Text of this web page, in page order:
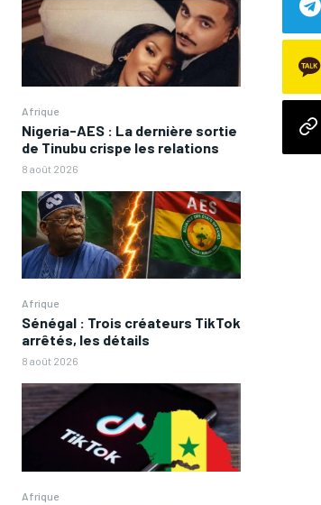
Afrique
Nigeria-AES : La dernière sortie
de Tinubu crispe les relations
8 août 2026
Afrique
Sénégal : Trois créateurs TikTok
arrêtés, les détails
8 août 2026
Afrique